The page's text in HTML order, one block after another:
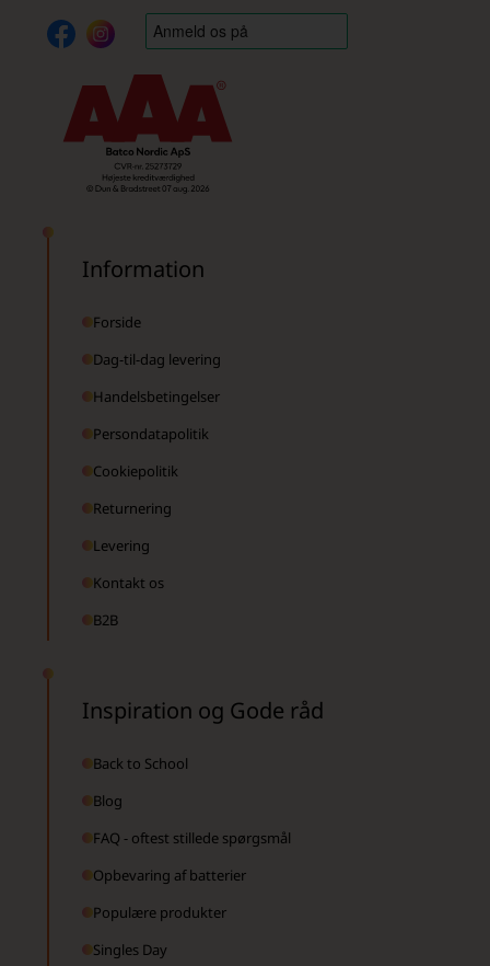
Information
Forside
Dag-til-dag levering
Handelsbetingelser
Persondatapolitik
Cookiepolitik
Returnering
Levering
Kontakt os
B2B
Inspiration og Gode råd
Back to School
Blog
FAQ - oftest stillede spørgsmål
Opbevaring af batterier
Populære produkter
Singles Day